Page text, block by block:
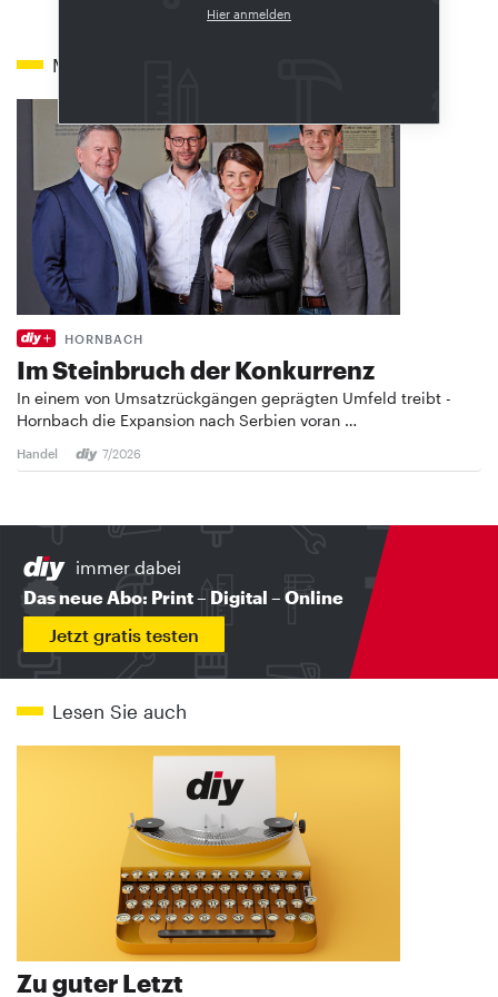
Hier anmelden
Mehr zum Thema
HORNBACH
Im Steinbruch der Konkurrenz
In einem von Umsatzrückgängen geprägten Umfeld treibt ­
Hornbach die Expansion nach Serbien voran …
Handel 7/2026
immer dabei
Das neue Abo: Print – Digital – Online
Jetzt gratis testen
Lesen Sie auch
Zu guter Letzt